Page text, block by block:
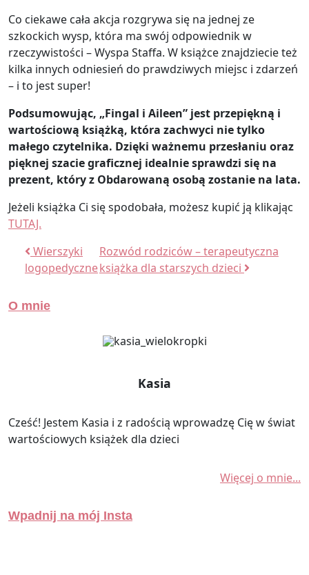
Co ciekawe cała akcja rozgrywa się na jednej ze
szkockich wysp, która ma swój odpowiednik w
rzeczywistości – Wyspa Staffa. W książce znajdziecie też
kilka innych odniesień do prawdziwych miejsc i zdarzeń
– i to jest super!
Podsumowując, „Fingal i Aileen” jest przepiękną i
wartościową książką, która zachwyci nie tylko
małego czytelnika. Dzięki ważnemu przesłaniu oraz
pięknej szacie graficznej idealnie sprawdzi się na
prezent, który z Obdarowaną osobą zostanie na lata.
Jeżeli książka Ci się spodobała, możesz kupić ją klikając
TUTAJ.
Nawigacja wpisu
Wierszyki
logopedyczne
Rozwód rodziców – terapeutyczna
książka dla starszych dzieci
O mnie
Kasia
Cześć! Jestem Kasia i z radością wprowadzę Cię w świat
wartościowych książek dla dzieci
Więcej o mnie...
Wpadnij na mój Insta